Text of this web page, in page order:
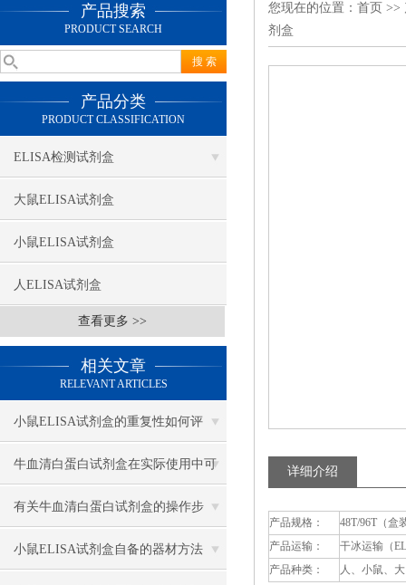
产品搜索
PRODUCT SEARCH
产品分类
PRODUCT CLASSIFICATION
ELISA检测试剂盒
大鼠ELISA试剂盒
小鼠ELISA试剂盒
人ELISA试剂盒
查看更多 >>
相关文章
RELEVANT ARTICLES
小鼠ELISA试剂盒的重复性如何评
估？
牛血清白蛋白试剂盒在实际使用中可
分为多种类型测定
有关牛血清白蛋白试剂盒的操作步
骤，以下有详细说明
小鼠ELISA试剂盒自备的器材方法
您现在的位置： 首页 >>
剂盒
详细介绍
产品规格：
48T/96T（盒
产品运输：
干冰运输（
产品种类：
人、小鼠、